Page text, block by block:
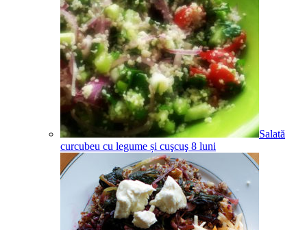
Salată
curcubeu cu legume și cuşcuş 8 luni